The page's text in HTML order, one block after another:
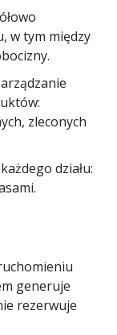
w tym między
zleconych
działu:
generuje
rezerwuje